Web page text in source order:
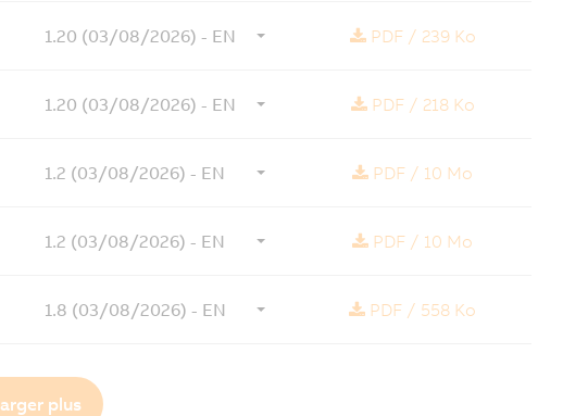
1.20 (03/08/2026) - EN PDF/ 239 Ko
1.20 (03/08/2026) - EN PDF/ 218 Ko
1.2 (03/08/2026) - EN PDF / 10 Mo
1.2 (03/08/2026) - EN PDF / 10 Mo
1.8 (03/08/2026) - EN PDF / 558 Ko
plus